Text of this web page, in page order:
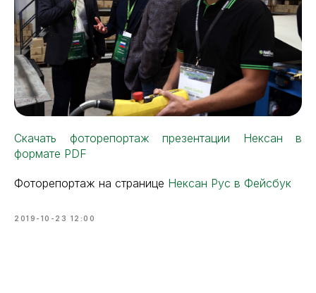
Скачать фоторепортаж презентации Нексан в
формате PDF
Фоторепортаж на странице Нексан Рус в Фейсбук
2019-10-23 12:00